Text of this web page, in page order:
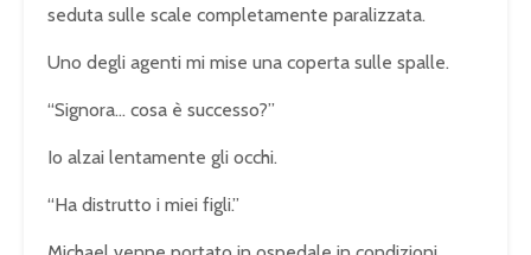
seduta sulle scale completamente paralizzata.
Uno degli agenti mi mise una coperta sulle spalle.
“Signora… cosa è successo?”
Io alzai lentamente gli occhi.
“Ha distrutto i miei figli.”